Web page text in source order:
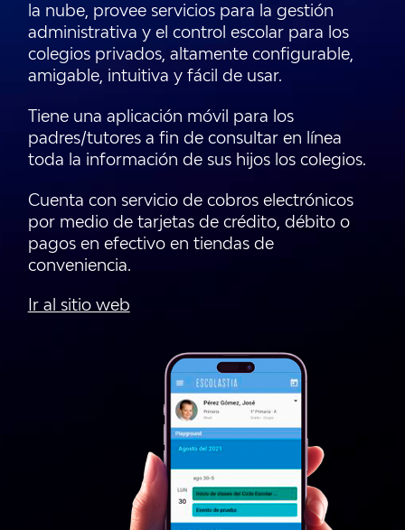
la nube, provee servicios para la gestión
administrativa y el control escolar para los
colegios privados, altamente configurable,
amigable, intuitiva y fácil de usar.
Tiene una aplicación móvil para los
padres/tutores a fin de consultar en línea
toda la información de sus hijos los colegios.
Cuenta con servicio de cobros electrónicos
por medio de tarjetas de crédito, débito o
pagos en efectivo en tiendas de
conveniencia.
Ir al sitio web